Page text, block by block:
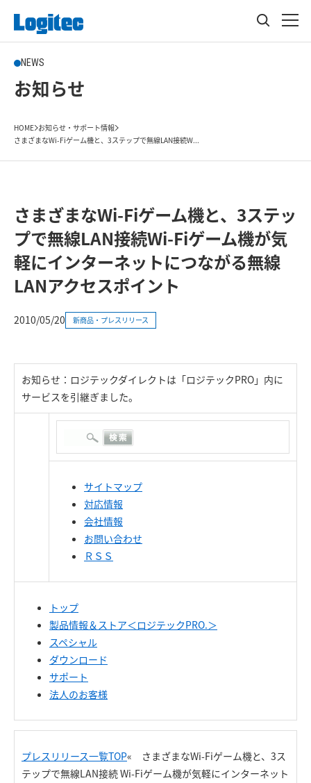
NEWS
お知らせ
HOME お知らせ・サポート情報
さまざまなWi-Fiゲーム機と、3ステップで無線LAN接続W...
さまざまなWi-Fiゲーム機と、3ステッ
プで無線LAN接続Wi-Fiゲーム機が気
軽にインターネットにつながる無線
LANアクセスポイント
2010/05/20 新商品・プレスリリース
お知らせ：ロジテックダイレクトは「ロジテックPRO」内に
サービスを引継ぎました。
サイトマップ
対応情報
会社情報
お問い合わせ
ＲＳＳ
トップ
製品情報＆ストア＜ロジテックPRO.＞
スペシャル
ダウンロード
サポート
法人のお客様
プレスリリース一覧TOP« さまざまなWi-Fiゲーム機と、3ス
テップで無線LAN接続 Wi-Fiゲーム機が気軽にインターネット